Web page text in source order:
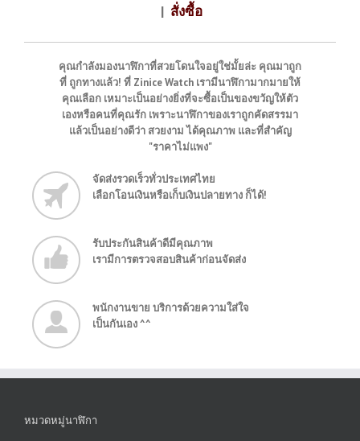
| สั่งซื้อ
คุณกำลังมองนาฬิกาที่สวยโดนใจอยู่ใช่มั้ยล่ะ คุณมาถูก
ที่ ถูกทางแล้ว! ที่ Zinice Watch เรามีนาฬิกามากมายให้
คุณเลือก เหมาะเป็นอย่างยิ่งที่จะซื้อเป็นของขวัญให้ตัว
เองหรือคนที่คุณรัก เพราะนาฬิกาของเราถูกคัดสรรมา
แล้วเป็นอย่างดีว่า สวยงาม ได้คุณภาพ และที่สำคัญ
"ราคาไม่แพง"
จัดส่งรวดเร็วทั่วประเทศไทย
เลือกโอนเงินหรือเก็บเงินปลายทาง ก็ได้!
รับประกันสินค้าดีมีคุณภาพ
เรามีการตรวจสอบสินค้าก่อนจัดส่ง
พนักงานขาย บริการด้วยความใส่ใจ
เป็นกันเอง ^^
หมวดหมู่นาฬิกา